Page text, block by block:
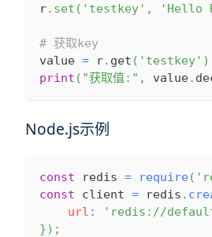
r. set ( 'testkey' , 'Hello
# 获取key
value = r. get ( 'testkey' )
print ( "获取值:" , value.
Node.js示例
const redis = require(
const client = redis .
url :
'redis://
}) ;